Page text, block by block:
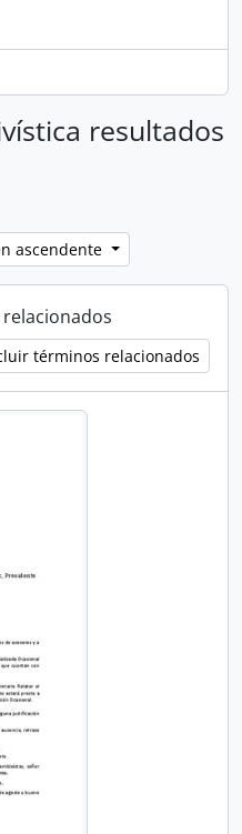
resultados
ascendente
términos relacionados